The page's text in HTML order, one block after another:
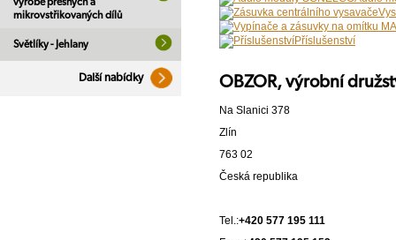
mikrovstřikovaných dílů
Světlíky - Jehlany
Další nabídky
Příslušenství
OBZOR, výrobní
Na Slanici 378
Zlín
763 02
Česká republika
Tel.:+420 577 195 111